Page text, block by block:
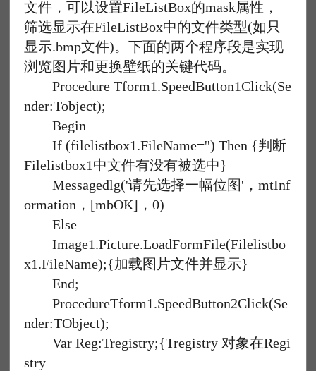
文件，可以设置FileListBox的mask属性，
筛选显示在FileListBox中的文件类型(如只
显示.bmp文件)。下面的两个程序段是实现
浏览图片和更换壁纸的关键代码。
Procedure Tform1.SpeedButton1Click(Se
nder:Tobject);
Begin
If (filelistbox1.FileName='') Then {判断
Filelistbox1中文件有没有被选中}
Messagedlg('请先选择一幅位图'，mtInf
ormation，[mbOK]，0)
Else
Image1.Picture.LoadFormFile(Filelistbo
x1.FileName);{加载图片文件并显示}
End;
ProcedureTform1.SpeedButton2Click(Se
nder:TObject);
Var Reg:Tregistry;{Tregistry 对象在Regi
stry